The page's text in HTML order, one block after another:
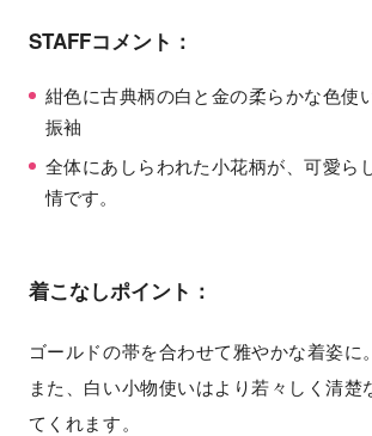
STAFFコメント：
紺色に古典柄の白と金の柔らかな色使
振袖
全体にあしらわれた小花柄が、可愛ら
情です。
着こなしポイント：
ゴールドの帯を合わせて雅やかな着姿に。
また、白い小物使いはより若々しく清楚
てくれます。